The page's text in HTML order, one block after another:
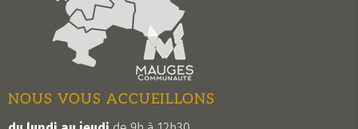
NOUS VOUS ACCUEILLONS